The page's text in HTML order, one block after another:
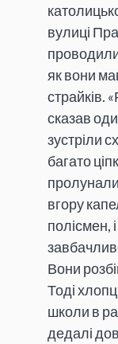
вулиці
проводили
як вони
страйків.
сказав
зустріли
багато
вгору
полісмен,
Вони
Тоді
школи в
дедалі